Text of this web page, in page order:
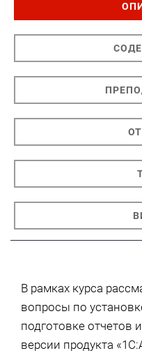
В рамках курса
вопросы по
подготовке отчетов
версии продукта